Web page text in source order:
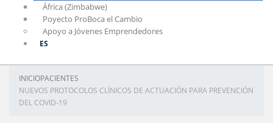
África (Zimbabwe)
Poyecto ProBoca el Cambio
Apoyo a Jóvenes Emprendedores
ES
INICIOPACIENTES
NUEVOS PROTOCOLOS CLÍNICOS DE ACTUACIÓN PARA PREVENCIÓN
DEL COVID-19